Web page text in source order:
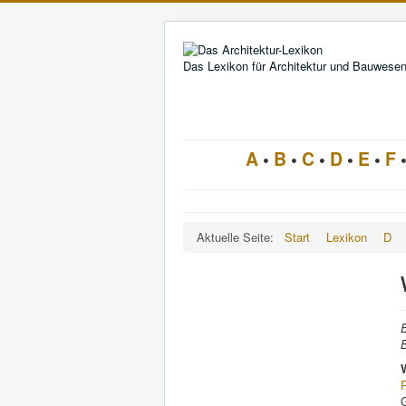
Das Lexikon für Architektur und Bauwesen
A • B • C • D • E • F
Aktuelle Seite: Start Lexikon D